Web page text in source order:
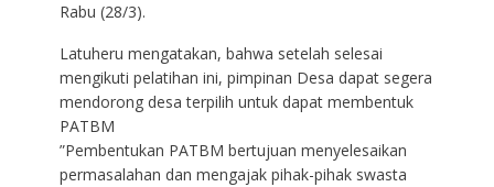
Rabu (28/3).
Latuheru mengatakan, bahwa setelah selesai
mengikuti pelatihan ini, pimpinan Desa dapat segera
mendorong desa terpilih untuk dapat membentuk
PATBM
”Pembentukan PATBM bertujuan menyelesaikan
permasalahan dan mengajak pihak-pihak swasta